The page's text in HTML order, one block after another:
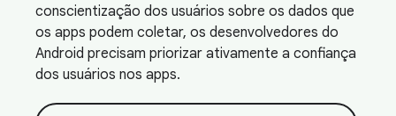
conscientização dos usuários sobre os dados que
os apps podem coletar, os desenvolvedores do
Android precisam priorizar ativamente a confiança
dos usuários nos apps.